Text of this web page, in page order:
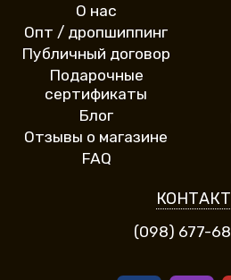
О нас
Опт / дропшиппинг
Публичный договор
Подарочные
сертификаты
Блог
Отзывы о магазине
FAQ
(098) 677-